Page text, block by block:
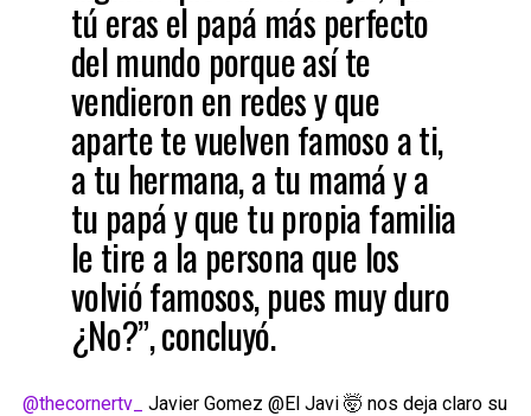
tú eras el papá más perfecto
del mundo porque así te
vendieron en redes y que
aparte te vuelven famoso a ti,
a tu hermana, a tu mamá y a
tu papá y que tu propia familia
le tire a la persona que los
volvió famosos, pues muy duro
¿No?”, concluyó.
@thecornertv_
Javier Gomez @El Javi 🤯 nos deja claro su